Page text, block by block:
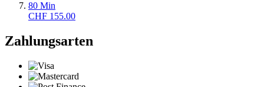
80 Min
CHF 155.00
Zahlungsarten